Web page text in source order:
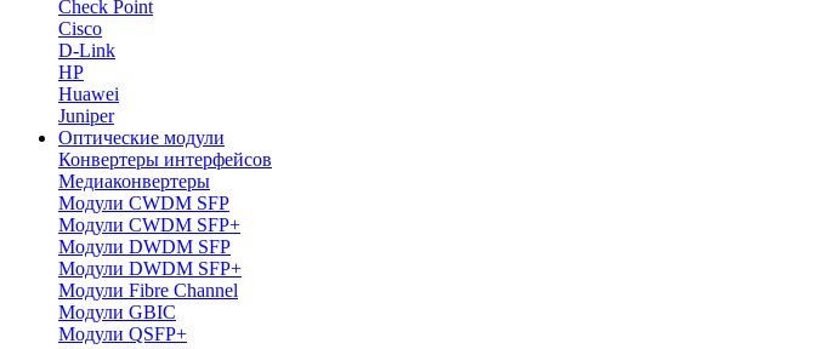
Check Point
Cisco
D-Link
HP
Huawei
Juniper
Оптические модули
Конвертеры интерфейсов
Медиаконвертеры
Модули CWDM SFP
Модули CWDM SFP+
Модули DWDM SFP
Модули DWDM SFP+
Модули Fibre Channel
Модули GBIC
Модули QSFP+